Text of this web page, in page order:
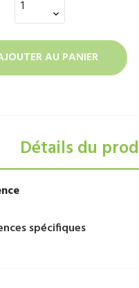
AU PANIER
Détails du
spécifiques